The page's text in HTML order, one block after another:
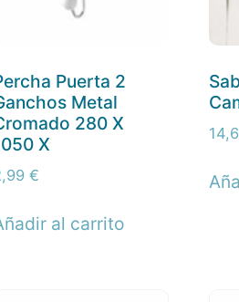
Puerta 2
Metal
280 X
X
€
al carrito